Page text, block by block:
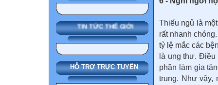
TIN TỨC THẾ GIỚI
HỖ TRỢ TRỰC TUYẾN
Thiếu ngủ là
rất nhanh
tỷ lệ mắc các
là ung thư. Điều
phần làm gia
trung. Như vậy,